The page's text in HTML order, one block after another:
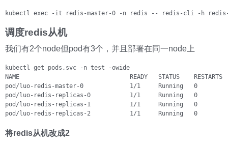
kubectl exec -it redis-master-0 -n redis -- redis-cli -h redis-
调度redis从机
我们有2个node但pod有3个，并且部署在同一node上
kubectl get pods,svc -n test -owide
NAME                               READY   STATUS    RESTARTS
pod/luo-redis-master-0             1/1     Running   0
pod/luo-redis-replicas-0           1/1     Running   0
pod/luo-redis-replicas-1           1/1     Running   0
pod/luo-redis-replicas-2           1/1     Running   0
将redis从机改成2